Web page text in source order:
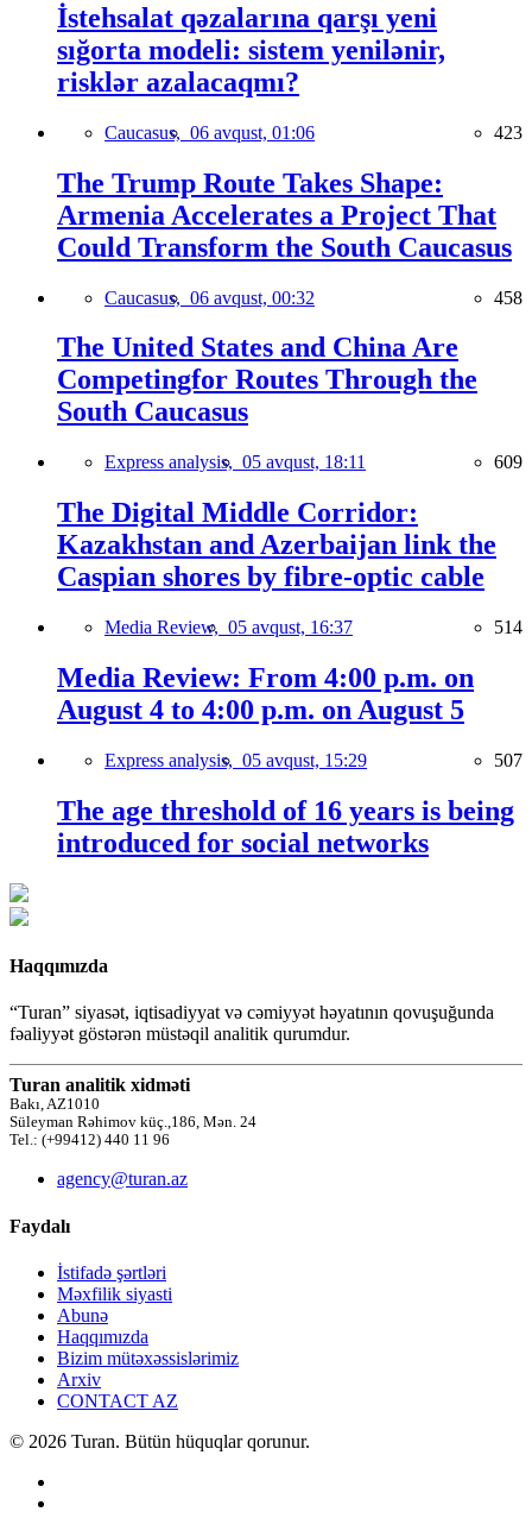
İstehsalat qəzalarına qarşı yeni
sığorta modeli: sistem yenilənir,
risklər azalacaqmı?
Caucasus, 06 avqust, 01:06 423
The Trump Route Takes Shape:
Armenia Accelerates a Project That
Could Transform the South Caucasus
Caucasus, 06 avqust, 00:32 458
The United States and China Are
Competingfor Routes Through the
South Caucasus
Express analysis, 05 avqust, 18:11 609
The Digital Middle Corridor:
Kazakhstan and Azerbaijan link the
Caspian shores by fibre-optic cable
Media Review, 05 avqust, 16:37 514
Media Review: From 4:00 p.m. on
August 4 to 4:00 p.m. on August 5
Express analysis, 05 avqust, 15:29 507
The age threshold of 16 years is being
introduced for social networks
Haqqımızda
“Turan” siyasət, iqtisadiyyat və cəmiyyət həyatının qovuşuğunda
fəaliyyət göstərən müstəqil analitik qurumdur.
Turan analitik xidməti
Bakı, AZ1010
Süleyman Rəhimov küç.,186, Mən. 24
Tel.: (+99412) 440 11 96
agency@turan.az
Faydalı
İstifadə şərtləri
Məxfilik siyasti
Abunə
Haqqımızda
Bizim mütəxəssislərimiz
Arxiv
CONTACT AZ
© 2026 Turan. Bütün hüquqlar qorunur.